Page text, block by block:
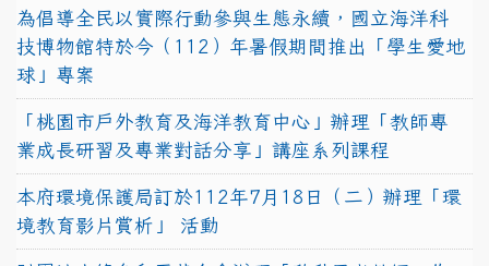
為倡導全民以實際行動參與生態永續，國立海洋科
技博物館特於今（112）年暑假期間推出「學生愛地
球」專案
「桃園市戶外教育及海洋教育中心」辦理「教師專
業成長研習及專業對話分享」講座系列課程
本府環境保護局訂於112年7月18日（二）辦理「環
境教育影片賞析」 活動